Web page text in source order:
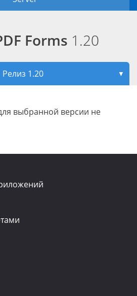
Forms 1.20
Релиз 1.20 ▼
выбранной версии не